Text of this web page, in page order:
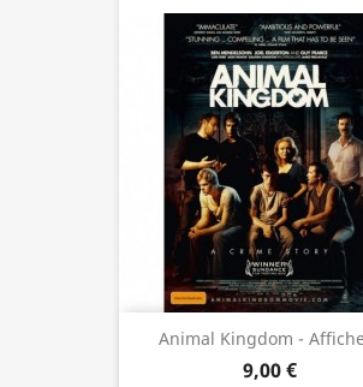
Animal Kingdom -
9,00 €